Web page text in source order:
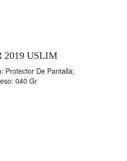
2019 USLIM
Protector De Pantalla;
040 Gr